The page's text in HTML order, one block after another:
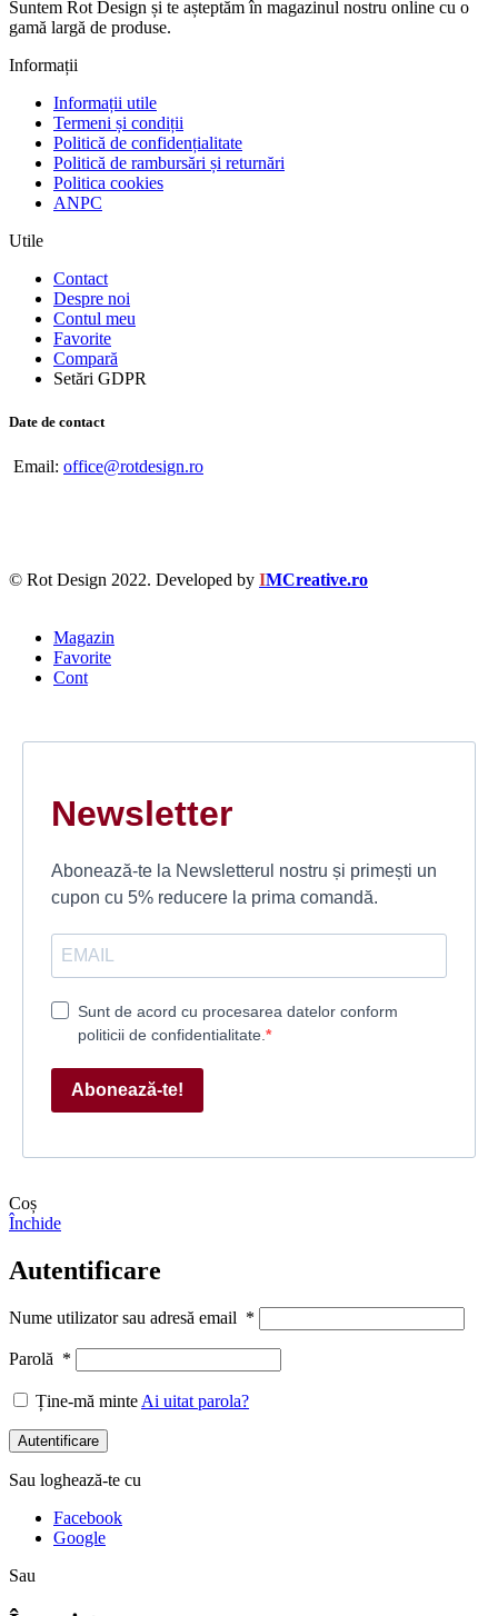
Suntem Rot Design și te așteptăm în magazinul nostru online cu o
gamă largă de produse.
Informații
Informații utile
Termeni și condiții
Politică de confidențialitate
Politică de rambursări și returnări
Politica cookies
ANPC
Utile
Contact
Despre noi
Contul meu
Favorite
Compară
Setări GDPR
Date de contact
Email: office@rotdesign.ro
© Rot Design 2022. Developed by IMCreative.ro
Magazin
Favorite
Cont
Newsletter
Abonează-te la Newsletterul nostru și primești un
cupon cu 5% reducere la prima comandă.
Sunt de acord cu procesarea datelor conform
politicii de confidentialitate.
Abonează-te!
Coș
Închide
Autentificare
Nume utilizator sau adresă email *
Parolă *
Ține-mă minteAi uitat parola?
Autentificare
Sau loghează-te cu
Facebook
Google
Sau